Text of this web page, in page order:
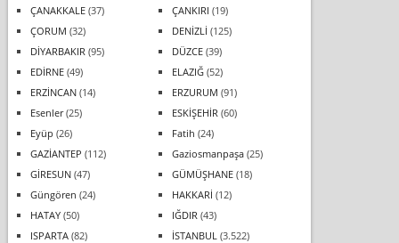
ÇANAKKALE(37) ÇANKIRI (19)
ÇORUM (32) DENİZLİ (125)
DİYARBAKIR (95) DÜZCE(39)
EDİRNE(49) ELAZIĞ(52)
ERZİNCAN(14) ERZURUM (91)
Esenler(25) ESKİŞEHİR (60)
Eyüp (26) Fatih (24)
GAZİANTEP (112) Gaziosmanpaşa(25)
GİRESUN(47) GÜMÜŞHANE(18)
Güngören (24) HAKKARİ (12)
HATAY(50) IĞDIR (43)
ISPARTA(82) İSTANBUL (3.522)